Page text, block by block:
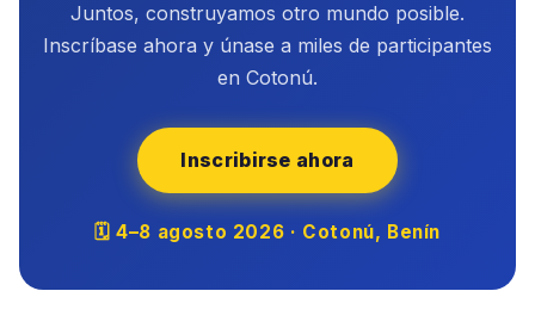
Juntos, construyamos otro mundo posible.
Inscríbase ahora y únase a miles de participantes
en Cotonú.
Inscribirse ahora
🗓 4–8 agosto 2026 · Cotonú, Benín